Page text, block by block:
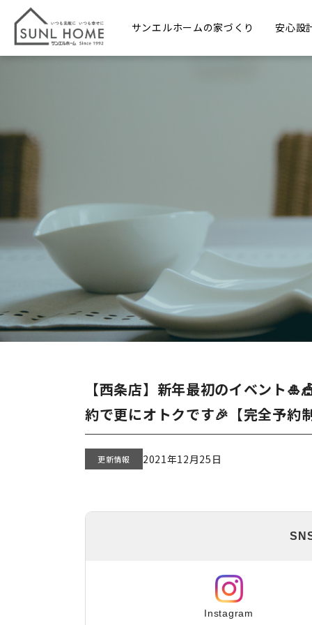
サンエルホームの家づくり 安心設
【西条店】新年最初のイベント
約で更にオトクです🎉【完全予約
更新情報 2021年12月25日
Instagram